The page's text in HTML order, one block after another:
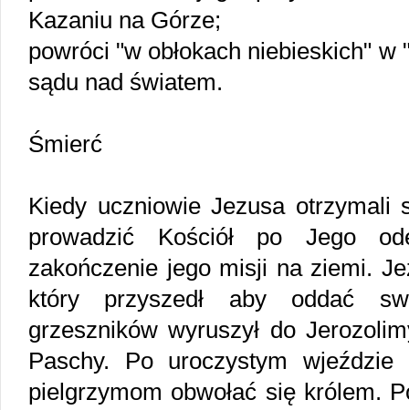
Kazaniu na Górze;
powróci "w obłokach niebieskich"
sądu nad światem.
Śmierć
Kiedy uczniowie Jezusa otrzymali
prowadzić Kościół po Jego
zakończenie jego misji na ziemi.
który przyszedł aby oddać
grzeszników wyruszył do
Paschy. Po uroczystym
pielgrzymom obwołać się królem.